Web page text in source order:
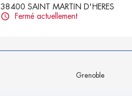
38400 SAINT MARTIN D'HERES
Fermé actuellement
Grenoble